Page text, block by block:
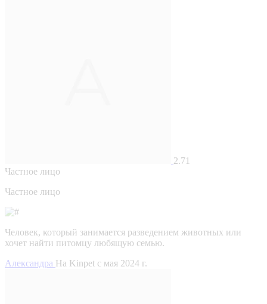
2.71
Частное лицо
Частное лицо
Человек, который занимается разведением животных или
хочет найти питомцу любящую семью.
Александра На Kinpet c мая 2024 г.